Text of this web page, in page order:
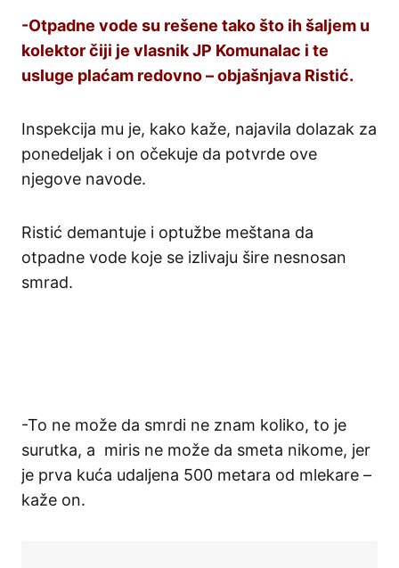
-Otpadne vode su rešene tako što ih šaljem u
kolektor čiji je vlasnik JP Komunalac i te
usluge plaćam redovno – objašnjava Ristić.
Inspekcija mu je, kako kaže, najavila dolazak za
ponedeljak i on očekuje da potvrde ove
njegove navode.
Ristić demantuje i optužbe meštana da
otpadne vode koje se izlivaju šire nesnosan
smrad.
-To ne može da smrdi ne znam koliko, to je
surutka, a miris ne može da smeta nikome, jer
je prva kuća udaljena 500 metara od mlekare –
kaže on.